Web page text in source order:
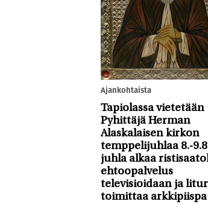
Ajankohtaista
Tapiolassa vietetään
Pyhittäjä Herman
Alaskalaisen kirkon
temppelijuhlaa 8.-
juhla alkaa
ehtoopalvelus
televisioidaan ja
toimittaa arkkipiispa